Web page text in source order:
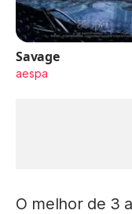
Savage
aespa
O melhor de 3